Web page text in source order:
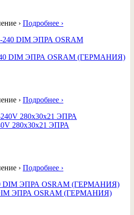
› Подробнее ›
DIM ЭПРА OSRAM (ГЕРМАНИЯ)
› Подробнее ›
280x30x21 ЭПРА
› Подробнее ›
ЭПРА OSRAM (ГЕРМАНИЯ)